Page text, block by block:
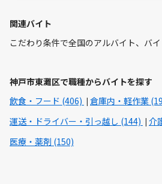
関連バイト
こだわり条件で全国のアルバイト、バ
神戸市東灘区で職種からバイトを探す
飲食・フード (406)
倉庫内・軽作業
運送・ドライバー・引っ越し (144)
介
医療・薬剤 (150)